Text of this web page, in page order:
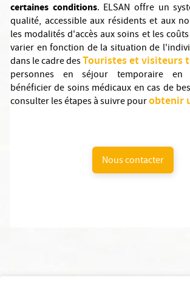
certaines conditions. ELSAN offre un
qualité, accessible aux résidents et aux
les modalités d'accès aux soins et les
varier en fonction de la situation de
dans le cadre desTouristes et visiteurs
personnes en séjour temporaire en
bénéficier de soins médicaux en cas de
consulter les étapes à suivre pourobtenir
Nous contacter